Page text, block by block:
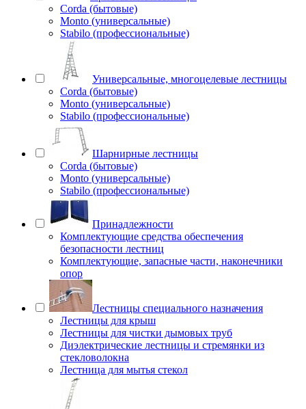
Corda (бытовые)
Monto (универсальные)
Stabilo (профессиональные)
Универсальные, многоцелевые лестницы
Corda (бытовые)
Monto (универсальные)
Stabilo (профессиональные)
Шарнирные лестницы
Corda (бытовые)
Monto (универсальные)
Stabilo (профессиональные)
Принадлежности
Комплектующие средства обеспечения
безопасности лестниц
Комплектующие, запасные части, наконечники
опор
Лестницы специального назначения
Лестницы для крыш
Лестницы для чистки дымовых труб
Диэлектрические лестницы и стремянки из
стекловолокна
Лестница для мытья стекол